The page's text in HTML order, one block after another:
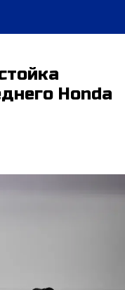
Honda